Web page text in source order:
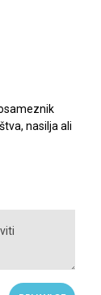
nasilja ali